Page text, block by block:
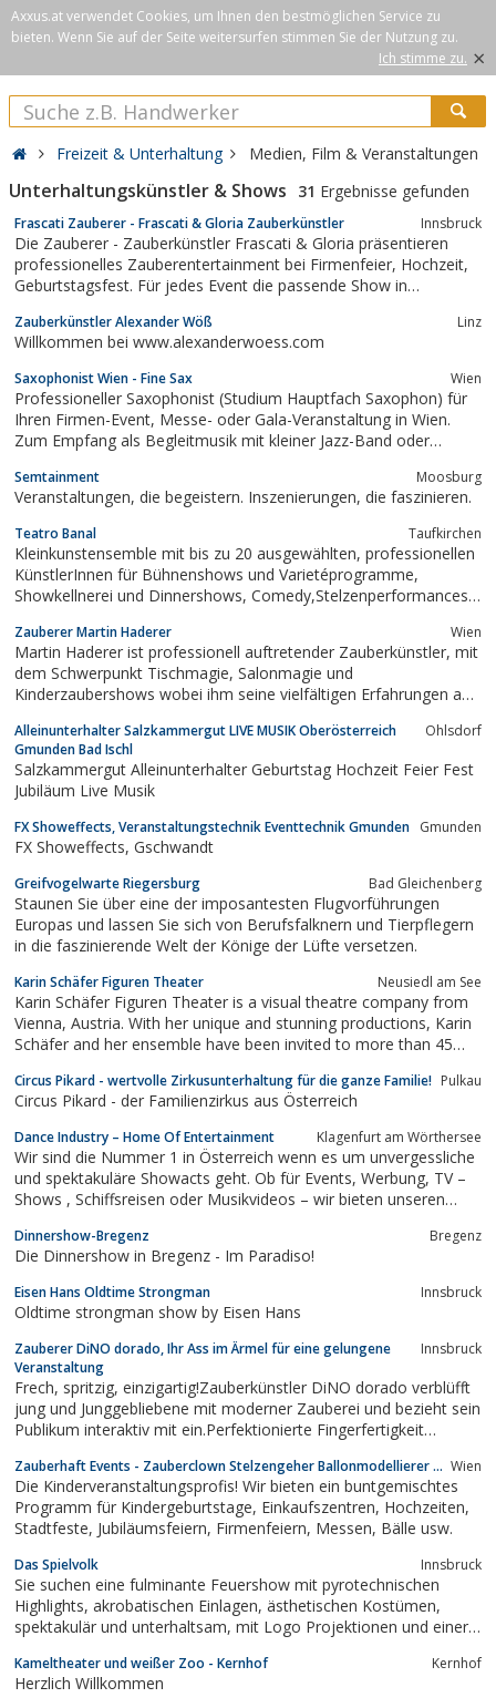
Axxus.at verwendet Cookies, um Ihnen den bestmöglichen Service zu
bieten. Wenn Sie auf der Seite weitersurfen stimmen Sie der Nutzung zu.
Ich stimme zu. ×
Freizeit & Unterhaltung Medien, Film & Veranstaltungen
Unterhaltungskünstler & Shows 31 Ergebnisse gefunden
Frascati Zauberer - Frascati & Gloria Zauberkünstler Innsbruck
Die Zauberer - Zauberkünstler Frascati & Gloria präsentieren
professionelles Zauberentertainment bei Firmenfeier, Hochzeit,
Geburtstagsfest. Für jedes Event die passende Show in
Schweiz.
Zauberkünstler Alexander Wöß Linz
Willkommen bei www.alexanderwoess.com
Saxophonist Wien - Fine Sax Wien
Professioneller Saxophonist (Studium Hauptfach Saxophon) für
Ihren Firmen-Event, Messe- oder Gala-Veranstaltung in Wien.
Zum Empfang als Begleitmusik mit kleiner Jazz-Band oder
Feiern im Mittelpunkt steht. Leuchtendes LED-Saxophon als
Special Act, viel Bewegung und...
Semtainment Moosburg
Veranstaltungen, die begeistern. Inszenierungen, die faszinieren.
Teatro Banal Taufkirchen
Kleinkunstensemble mit bis zu 20 ausgewählten, professionellen
KünstlerInnen für Bühnenshows und Varietéprogramme,
Showkellnerei und Dinnershows, Comedy,Stelzenperformances,
Roboterpantomime), Feuer- und Blacklightshows,
Straßentheater, Magie und...
Zauberer Martin Haderer Wien
Martin Haderer ist professionell auftretender Zauberkünstler, mit
dem Schwerpunkt Tischmagie, Salonmagie und
Kinderzaubershows wobei ihm seine vielfältigen Erfahrungen aus
Pädagogik zugute kommen.Zauberer Martin Haderer -
Zauberkunst * professionell,...
Alleinunterhalter Salzkammergut LIVE MUSIK Oberösterreich
Gmunden Bad Ischl
Ohlsdorf
Salzkammergut Alleinunterhalter Geburtstag Hochzeit Feier Fest
Jubiläum Live Musik
FX Showeffects, Veranstaltungstechnik Eventtechnik Gmunden Gmunden
FX Showeffects, Gschwandt
Greifvogelwarte Riegersburg Bad Gleichenberg
Staunen Sie über eine der imposantesten Flugvorführungen
Europas und lassen Sie sich von Berufsfalknern und Tierpflegern
in die faszinierende Welt der Könige der Lüfte versetzen.
Karin Schäfer Figuren Theater Neusiedl am See
Karin Schäfer Figuren Theater is a visual theatre company from
Vienna, Austria. With her unique and stunning productions, Karin
Schäfer and her ensemble have been invited to more than 45
orchestras, her visual theatre productions and visual conc
Circus Pikard - wertvolle Zirkusunterhaltung für die ganze Familie! Pulkau
Circus Pikard - der Familienzirkus aus Österreich
Dance Industry – Home Of Entertainment Klagenfurt am Wörthersee
Wir sind die Nummer 1 in Österreich wenn es um unvergessliche
und spektakuläre Showacts geht. Ob für Events, Werbung, TV –
Shows , Schiffsreisen oder Musikvideos – wir bieten unseren
Qualitätsgarantie.
Dinnershow-Bregenz Bregenz
Die Dinnershow in Bregenz - Im Paradiso!
Eisen Hans Oldtime Strongman Innsbruck
Oldtime strongman show by Eisen Hans
Zauberer DiNO dorado, Ihr Ass im Ärmel für eine gelungene
Veranstaltung
Innsbruck
Frech, spritzig, einzigartig!Zauberkünstler DiNO dorado verblüfft
jung und Junggebliebene mit moderner Zauberei und bezieht sein
Publikum interaktiv mit ein.Perfektionierte Fingerfertigkeit
Event, sei es in Bars oder 5-Sterne-Hotels - DiNO schafft es...
Zauberhaft Events - Zauberclown Stelzengeher Ballonmodellierer ... Wien
Die Kinderveranstaltungsprofis! Wir bieten ein buntgemischtes
Programm für Kindergeburtstage, Einkaufszentren, Hochzeiten,
Stadtfeste, Jubiläumsfeiern, Firmenfeiern, Messen, Bälle usw.
Das Spielvolk Innsbruck
Sie suchen eine fulminante Feuershow mit pyrotechnischen
Highlights, akrobatischen Einlagen, ästhetischen Kostümen,
spektakulär und unterhaltsam, mit Logo Projektionen und einer
Spielvolk macht auch Ihre Träume wahr.
Kameltheater und weißer Zoo - Kernhof Kernhof
Herzlich Willkommen